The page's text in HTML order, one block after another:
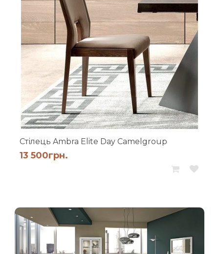
Стілець Ambra Elite Day Camelgroup
13 500грн.